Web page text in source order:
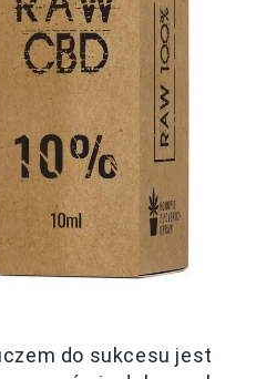
do sukcesu jest